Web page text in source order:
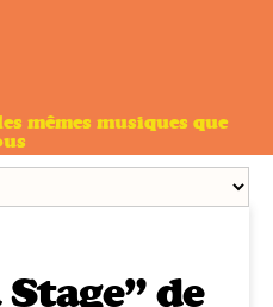
mêmes musiques que
de